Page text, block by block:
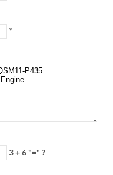
*
3 + 6 "=" ?